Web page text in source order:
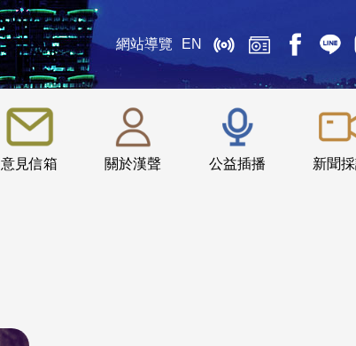
網站導覽 EN
意見信箱 關於漢聲 公益插播 新聞
:::